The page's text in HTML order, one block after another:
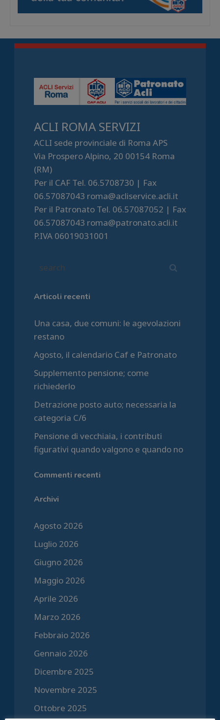
ACLI ROMA SERVIZI
ACLI sede provinciale di Roma APS
Via Prospero Alpino, 20 00154 Roma
(RM)
Per il CAF Tel. 06.5708730 | Fax
06.57087043 roma@acliservice.acli.it
Per il Patronato Tel. 06.57087052 | Fax
06.57087043 roma@patronato.acli.it
P.IVA 06019031001
Articoli recenti
Una casa, due comuni: le agevolazioni
restano
Agosto, il calendario Caf e Patronato
Supplemento pensione; come
richiederlo
Detrazione posto auto; necessaria la
categoria C/6
Pensione di vecchiaia, i contributi
figurativi quando valgono e quando no
Commenti recenti
Archivi
Agosto 2026
Luglio 2026
Giugno 2026
Maggio 2026
Aprile 2026
Marzo 2026
Febbraio 2026
Gennaio 2026
Dicembre 2025
Novembre 2025
Ottobre 2025